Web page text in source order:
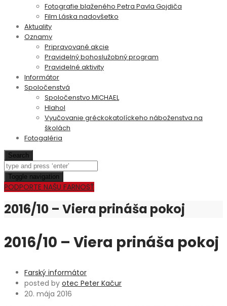
Fotografie blaženého Petra Pavla Gojdiča
Film Láska nadovšetko
Aktuality
Oznamy
Pripravované akcie
Pravidelný bohoslužobný program
Pravidelné aktivity
Informátor
Spoločenstvá
Spoločenstvo MICHAEL
Hlahol
Vyučovanie gréckokatolíckeho náboženstva na
školách
Fotogaléria
Search
Toggle navigation
PODPORTE NAŠU FARNOSŤ
2016/10 – Viera prináša pokoj
2016/10 – Viera prináša pokoj
Farský informátor
posted by otec Peter Kačur
20. mája 2016